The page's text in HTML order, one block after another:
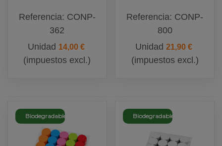
Referencia: CONP-
362
Unidad 14,00 €
(impuestos excl.)
Referencia: CONP-
800
Unidad21,90 €
(impuestos excl.)
Biodegradable Biodegradable